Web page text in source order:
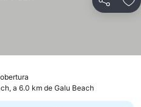
Partilhar
a 6.0 km de Galu Beach